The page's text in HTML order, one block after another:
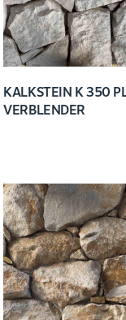
KALKSTEIN K 350
VERBLENDER